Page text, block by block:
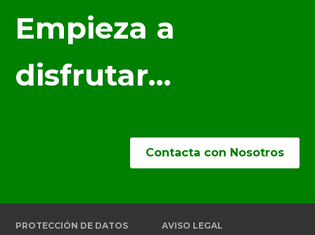
Empieza a
disfrutar…
Contacta con Nosotros
PROTECCIÓN DE DATOS AVISO LEGAL